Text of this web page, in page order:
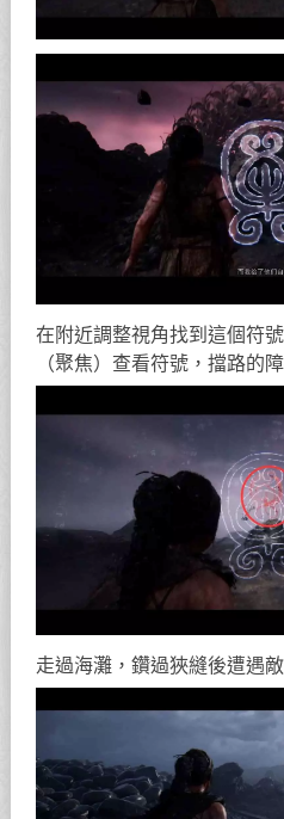
在附近調整視角找到這個符
（聚焦）查看符號，擋路的
走過海灘，鑽過狹縫後遭遇敵